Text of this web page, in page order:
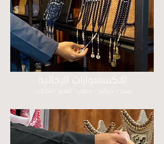
الاكسسوارات الرجالية
سبح - خواتم - عصي - اقلام - ساعات